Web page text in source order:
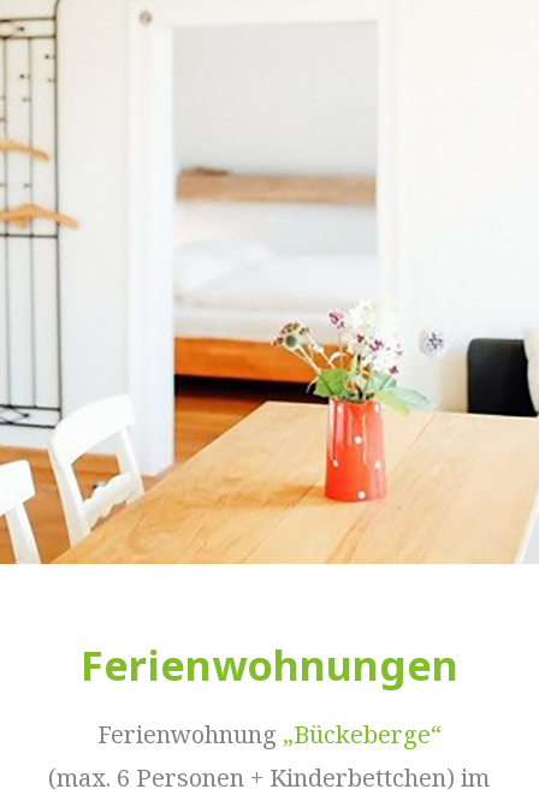
Ferienwohnungen
Ferienwohnung „Bückeberge“
(max. 6 Personen + Kinderbettchen) im